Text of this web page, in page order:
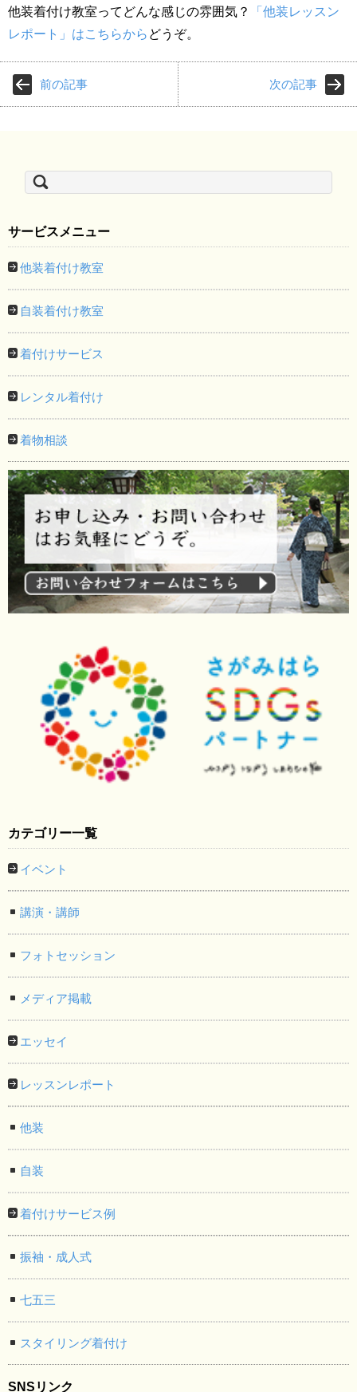
他装着付け教室ってどんな感じの雰囲気？
「他装レッスン
レポート」はこちらから どうぞ。
前の記事 次の記事
索:
サービスメニュー
他装着付け教室
自装着付け教室
着付けサービス
レンタル着付け
着物相談
カテゴリー一覧
イベント
講演・講師
フォトセッション
メディア掲載
エッセイ
レッスンレポート
他装
自装
着付けサービス例
振袖・成人式
七五三
スタイリング着付け
SNSリンク